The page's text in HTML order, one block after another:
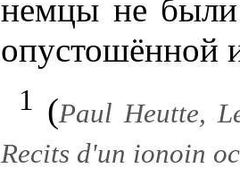
немцы не были
опустошённой
1 (Paul Heutte,
Recits d'un ionoin